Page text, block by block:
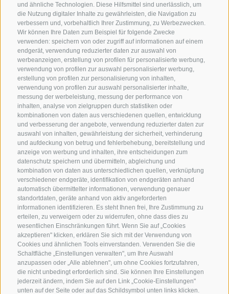
und ähnliche Technologien. Diese Hilfsmittel sind unerlässlich, um
die Nutzung digitaler Inhalte zu gewährleisten, die Navigation zu
verbessern und, vorbehaltlich Ihrer Zustimmung, zu Werbezwecken.
Wir können Ihre Daten zum Beispiel für folgende Zwecke
verwenden: speichern von oder zugriff auf informationen auf einem
endgerät, verwendung reduzierter daten zur auswahl von
werbeanzeigen, erstellung von profilen für personalisierte werbung,
verwendung von profilen zur auswahl personalisierter werbung,
erstellung von profilen zur personalisierung von inhalten,
verwendung von profilen zur auswahl personalisierter inhalte,
messung der werbeleistung, messung der performance von
inhalten, analyse von zielgruppen durch statistiken oder
kombinationen von daten aus verschiedenen quellen, entwicklung
und verbesserung der angebote, verwendung reduzierter daten zur
auswahl von inhalten, gewährleistung der sicherheit, verhinderung
und aufdeckung von betrug und fehlerbehebung, bereitstellung und
anzeige von werbung und inhalten, ihre entscheidungen zum
datenschutz speichern und übermitteln, abgleichung und
kombination von daten aus unterschiedlichen quellen, verknüpfung
verschiedener endgeräte, identifikation von endgeräten anhand
automatisch übermittelter informationen, verwendung genauer
standortdaten, geräte anhand von aktiv angeforderten
informationen identifizieren. Es steht Ihnen frei, Ihre Zustimmung zu
erteilen, zu verweigern oder zu widerrufen, ohne dass dies zu
wesentlichen Einschränkungen führt. Wenn Sie auf „Cookies
akzeptieren" klicken, erklären Sie sich mit der Verwendung von
Cookies und ähnlichen Tools einverstanden. Verwenden Sie die
Schaltfläche „Einstellungen verwalten", um Ihre Auswahl
anzupassen oder „Alle ablehnen", um ohne Cookies fortzufahren,
die nicht unbedingt erforderlich sind. Sie können Ihre Einstellungen
jederzeit ändern, indem Sie auf den Link „Cookie-Einstellungen"
unten auf der Seite oder auf das Schildsymbol unten links klicken.
KONTAKTIERE UNS
+39 0472 765 325
info@sterzing.com
NEWSLETTER
Bleib am Laufenden